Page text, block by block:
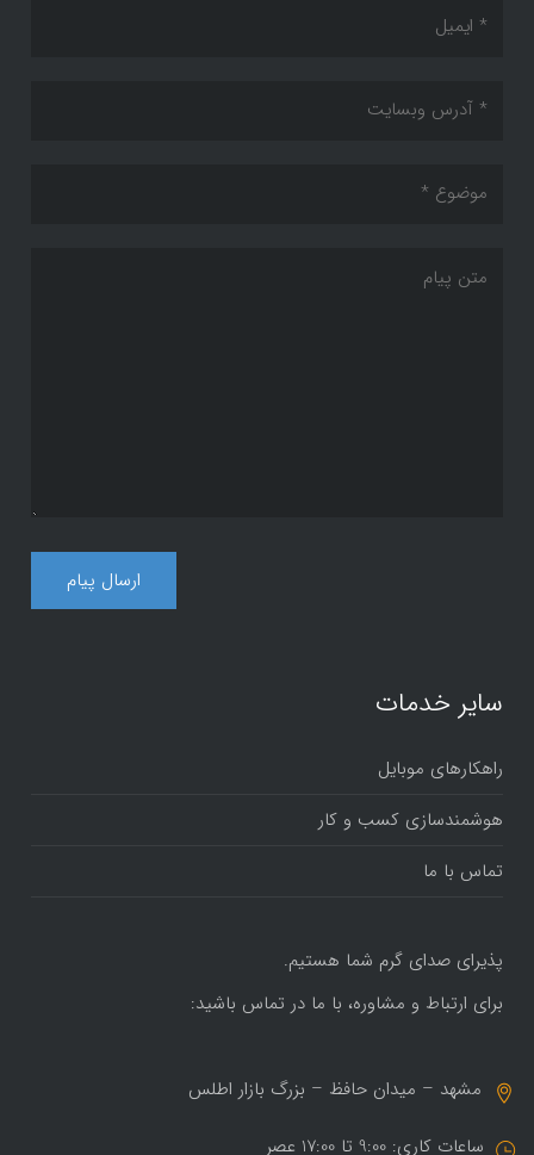
سایر خدمات
راهکارهای موبایل
هوشمندسازی کسب و کار
تماس با ما
پذیرای صدای گرم شما هستیم.
برای ارتباط و مشاوره، با ما در تماس باشید:
مشهد – میدان حافظ – بزرگ بازار اطلس
ساعات کاری: 9:00 تا 17:00 عصر